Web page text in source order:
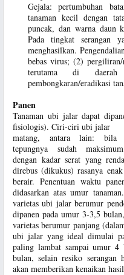
Gejala: pertumbuhan
tanaman kecil dengan
puncak, dan warna daun
Pada tingkat serangan
menghasilkan.
bebas virus; (2) pergiliran/
terutama di
pembongkaran/eradikasi
Panen
Tanaman ubi jalar dapat
fisiologis). Ciri-ciri ubi jalar
matang, antara lain: bila
tepungnya sudah
dengan kadar serat yang
direbus (dikukus) rasanya
berair. Penentuan waktu
didasarkan atas umur
varietas ubi jalar berumur
dipanen pada umur 3-3,5
varietas berumur panjang
ubi jalar yang ideal dimulai
paling lambat sampai umur
bulan, selain resiko
akan memberikan kenaikan